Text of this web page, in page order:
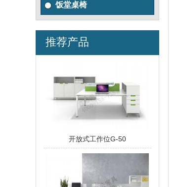
饭堂桌椅
推荐产品
开放式工作位G-50